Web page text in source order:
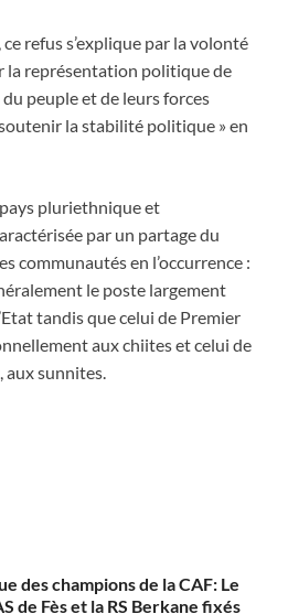
refus s’explique par la volonté
la représentation politique de
peuple et de leurs forces
la stabilité politique » en
pluriethnique et
par un partage du
communautés en l’occurrence :
le poste largement
tandis que celui de Premier
aux chiites et celui de
aux sunnites.
des champions de la CAF: Le
de Fès et la RS Berkane fixés